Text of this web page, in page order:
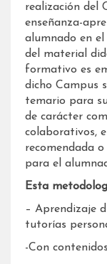
realización del
enseñanza-
alumnado en
del material
formativo es
dicho Campus
temario para
de carácter
colaborativos,
recomendada
para el
Esta
– Aprendizaje
tutorías
-Con